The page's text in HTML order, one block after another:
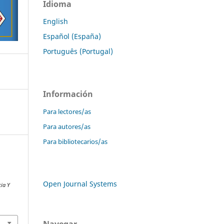
Y
Idioma
English
Español (España)
Português (Portugal)
Información
Para lectores/as
Para autores/as
Para bibliotecarios/as
Open Journal Systems